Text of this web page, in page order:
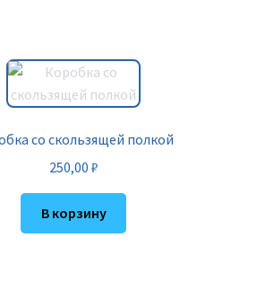
со скользящей полкой
250,00 ₽
В корзину